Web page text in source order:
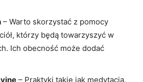
– Warto skorzystać z pomocy​
którzy będą towarzyszyć w
Ich obecność może dodać
– Praktyki takie jak medytacja,